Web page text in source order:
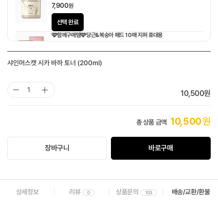
7,900원
선택 완료
🩷함께구매템🩷당근&복숭아 패드 10매 지퍼 휴대용
샤인머스캣 시카 바하 토너 (200ml)
10,500원
총 상품 금액 10,500원
장바구니 바로구매
상세정보 리뷰 0 상품문의 103 배송/교환/환불